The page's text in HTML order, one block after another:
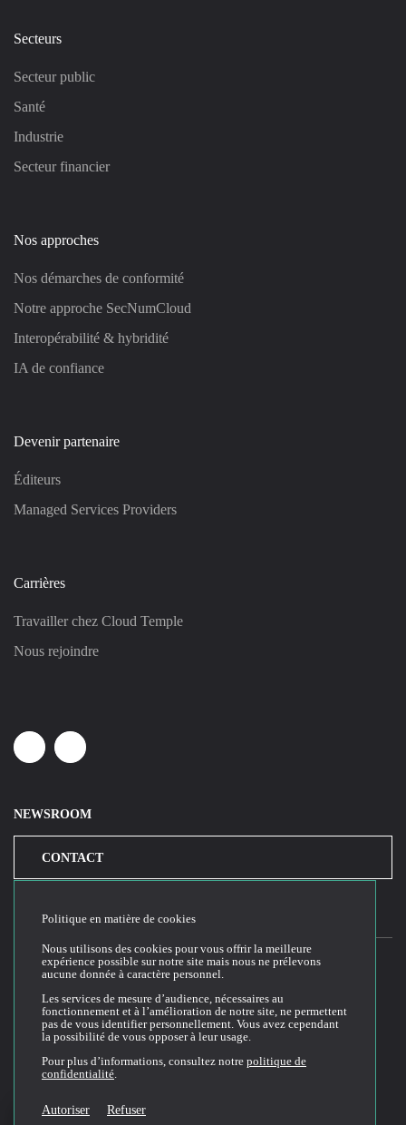
Secteurs
Secteur public
Santé
Industrie
Secteur financier
Nos approches
Nos démarches de conformité
Notre approche SecNumCloud
Interopérabilité & hybridité
IA de confiance
Devenir partenaire
Éditeurs
Managed Services Providers
Carrières
Travailler chez Cloud Temple
Nous rejoindre
LinkedinYoutube
NEWSROOM
CONTACT
Conditions générales d'utilisation du site web
Politique de confidentialité
Politique de cookies
Conditions Générales de Vente et Utilisation (CGVU)
Politique en matière de cookies
Nous utilisons des cookies pour vous offrir la meilleure
expérience possible sur notre site mais nous ne prélevons
aucune donnée à caractère personnel.
Les services de mesure d’audience, nécessaires au
fonctionnement et à l’amélioration de notre site, ne permettent
pas de vous identifier personnellement. Vous avez cependant
la possibilité de vous opposer à leur usage.
Pour plus d’informations, consultez notre politique de
confidentialité.
Autoriser Refuser